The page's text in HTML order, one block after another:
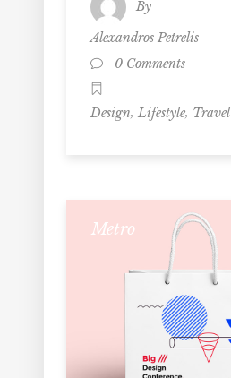
By
Alexandros Petrelis
0 Comments
Design, Lifestyle, Travel
Metro